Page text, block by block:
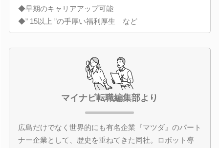
◆早期のキャリアアップ可能
◆” 15以上 ”の手厚い福利厚生 など
マイナビ転職編集部より
広島だけでなく世界的にも有名企業『マツダ』のパート
ナー企業として、歴史を重ねてきた同社。ロボット導